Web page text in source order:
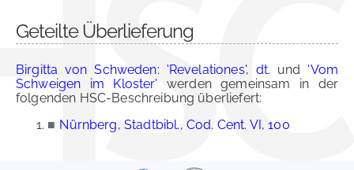
Geteilte Überlieferung
Birgitta von Schweden: 'Revelationes', dt. und 'Vom
Schweigen im Kloster' werden gemeinsam in der
folgenden HSC-Beschreibung überliefert:
■ Nürnberg, Stadtbibl., Cod. Cent. VI, 100